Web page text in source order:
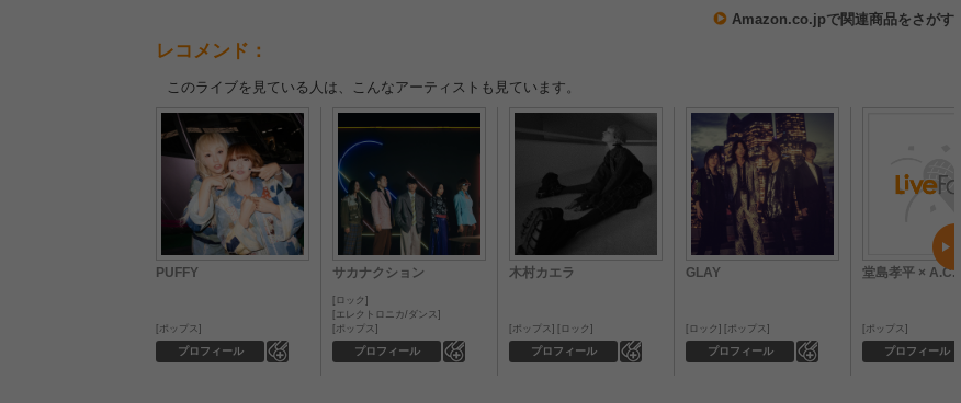
Amazon.co.jpで関連商品をさがす
レコメンド：
このライブを見ている人は、こんなアーティストも見ています。
PUFFY
プロフィール
ポップス
サカナクション
プロフィール
ロック
エレクトロニカ/ダンス
ポップス
木村カエラ
プロフィール
ポップス ロック
GLAY
プロフィール
ロック ポップス
堂島孝平 × A.C.E.
プロフィール
ポップス